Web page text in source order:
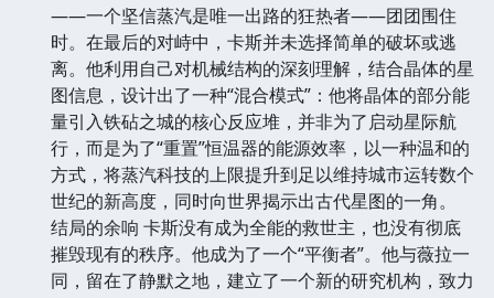
——一个坚信蒸汽是唯一出路的狂热者——团团围住
时。在最后的对峙中，卡斯并未选择简单的破坏或逃
离。他利用自己对机械结构的深刻理解，结合晶体的星
图信息，设计出了一种“混合模式”：他将晶体的部分能
量引入铁砧之城的核心反应堆，并非为了启动星际航
行，而是为了“重置”恒温器的能源效率，以一种温和的
方式，将蒸汽科技的上限提升到足以维持城市运转数个
世纪的新高度，同时向世界揭示出古代星图的一角。
结局的余响 卡斯没有成为全能的救世主，也没有彻底
摧毁现有的秩序。他成为了一个“平衡者”。他与薇拉一
同，留在了静默之地，建立了一个新的研究机构，致力